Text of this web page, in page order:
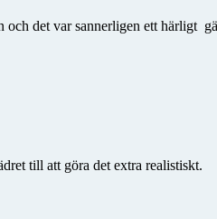
det var sannerligen ett härligt
till att göra det extra realistiskt.